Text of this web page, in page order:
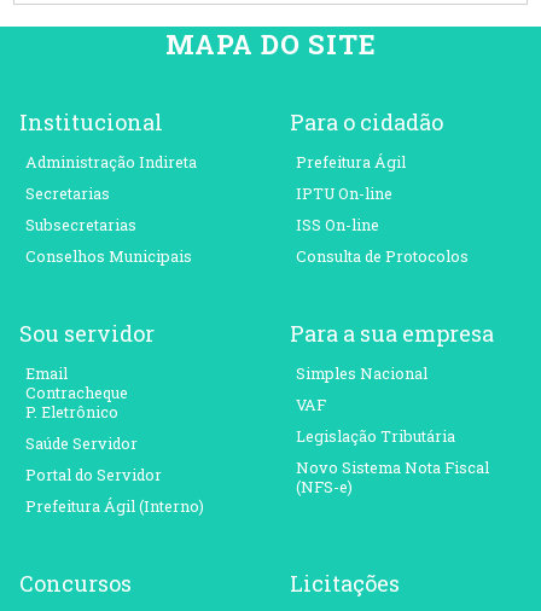
MAPA DO SITE
Institucional
Administração Indireta
Secretarias
Subsecretarias
Conselhos Municipais
Para o cidadão
Prefeitura Ágil
IPTU On-line
ISS On-line
Consulta de Protocolos
Sou servidor
Email
Contracheque
P. Eletrônico
Saúde Servidor
Portal do Servidor
Prefeitura Ágil (Interno)
Para a sua empresa
Simples Nacional
VAF
Legislação Tributária
Novo Sistema Nota Fiscal
(NFS-e)
Concursos Licitações